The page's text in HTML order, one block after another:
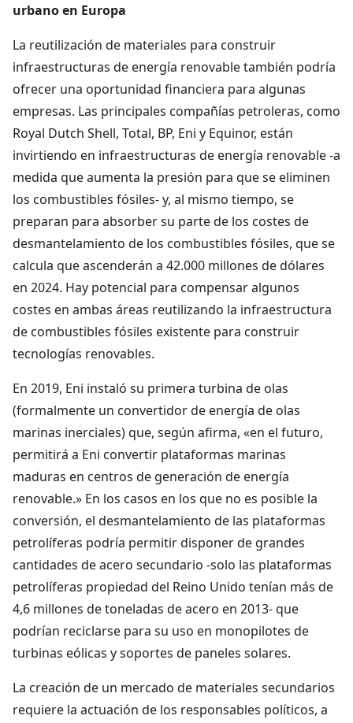
urbano en Europa
La reutilización de materiales para construir
infraestructuras de energía renovable también podría
ofrecer una oportunidad financiera para algunas
empresas. Las principales compañías petroleras, como
Royal Dutch Shell, Total, BP, Eni y Equinor, están
invirtiendo en infraestructuras de energía renovable -a
medida que aumenta la presión para que se eliminen
los combustibles fósiles- y, al mismo tiempo, se
preparan para absorber su parte de los costes de
desmantelamiento de los combustibles fósiles, que se
calcula que ascenderán a 42.000 millones de dólares
en 2024. Hay potencial para compensar algunos
costes en ambas áreas reutilizando la infraestructura
de combustibles fósiles existente para construir
tecnologías renovables.
En 2019, Eni instaló su primera turbina de olas
(formalmente un convertidor de energía de olas
marinas inerciales) que, según afirma, «en el futuro,
permitirá a Eni convertir plataformas marinas
maduras en centros de generación de energía
renovable.» En los casos en los que no es posible la
conversión, el desmantelamiento de las plataformas
petrolíferas podría permitir disponer de grandes
cantidades de acero secundario -solo las plataformas
petrolíferas propiedad del Reino Unido tenían más de
4,6 millones de toneladas de acero en 2013- que
podrían reciclarse para su uso en monopilotes de
turbinas eólicas y soportes de paneles solares.
La creación de un mercado de materiales secundarios
requiere la actuación de los responsables políticos, a